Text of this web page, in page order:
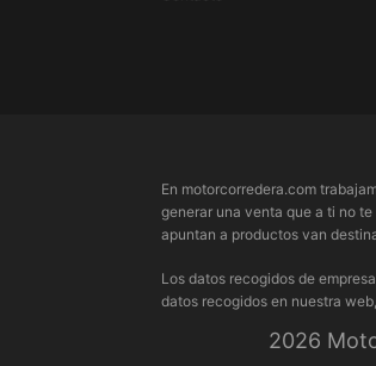
En motorcorredera.com
generar una venta que a ti no
apuntan a productos van
Los datos recogidos de
datos recogidos en nuestra
2026